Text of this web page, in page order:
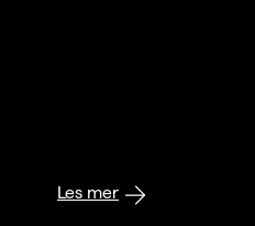
Les mer